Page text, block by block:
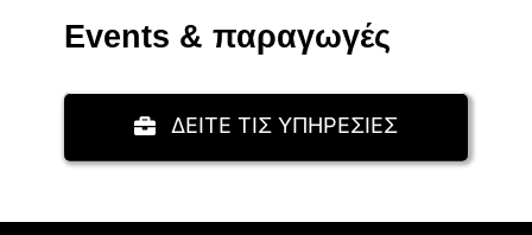
Events & παραγωγές
ΔΕΙΤΕ ΤΙΣ ΥΠΗΡΕΣΙΕΣ